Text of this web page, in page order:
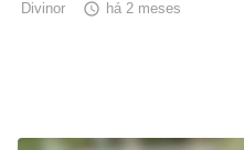
Divinor  há 2 meses